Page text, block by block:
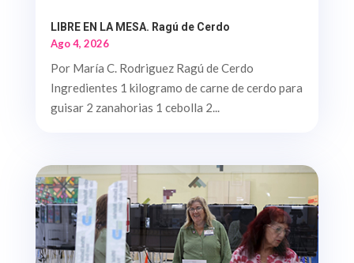
LIBRE EN LA MESA. Ragú de Cerdo
Ago 4, 2026
Por María C. Rodriguez Ragú de Cerdo
Ingredientes 1 kilogramo de carne de cerdo para
guisar 2 zanahorias 1 cebolla 2...